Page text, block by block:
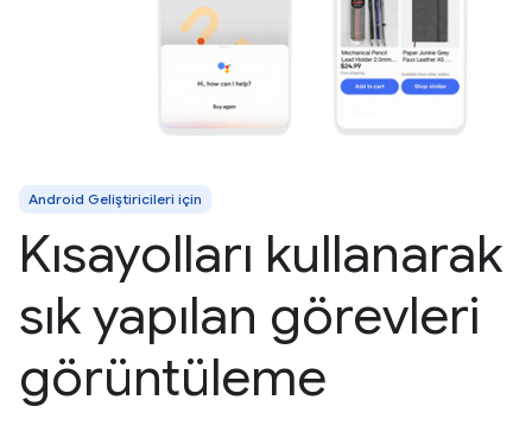
Android Geliştiricileri için
Kısayolları kullanarak
sık yapılan görevleri
görüntüleme